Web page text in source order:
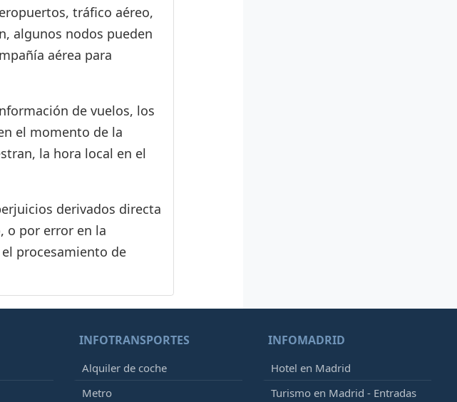
tráfico aéreo,
algunos nodos pueden
aérea para
de vuelos, los
el momento de la
la hora local en el
derivados directa
o por error en la
procesamiento de
INFOTRANSPORTES
Alquiler de coche
Metro
INFOMADRID
Hotel en Madrid
Turismo en Madrid - Entradas